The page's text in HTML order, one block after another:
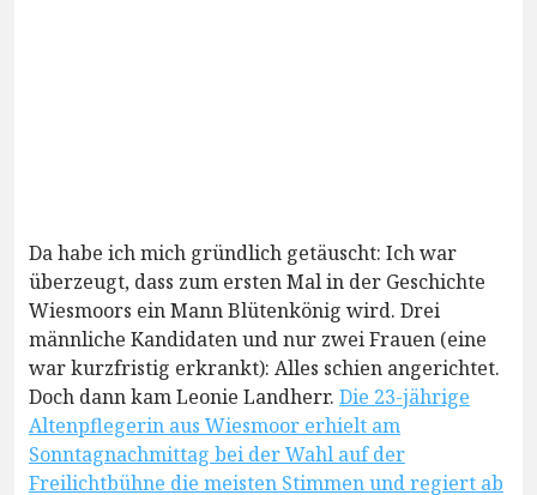
Da habe ich mich gründlich getäuscht: Ich war
überzeugt, dass zum ersten Mal in der Geschichte
Wiesmoors ein Mann Blütenkönig wird. Drei
männliche Kandidaten und nur zwei Frauen (eine
war kurzfristig erkrankt): Alles schien angerichtet.
Doch dann kam Leonie Landherr. Die 23-jährige
Altenpflegerin aus Wiesmoor erhielt am
Sonntagnachmittag bei der Wahl auf der
Freilichtbühne die meisten Stimmen und regiert ab